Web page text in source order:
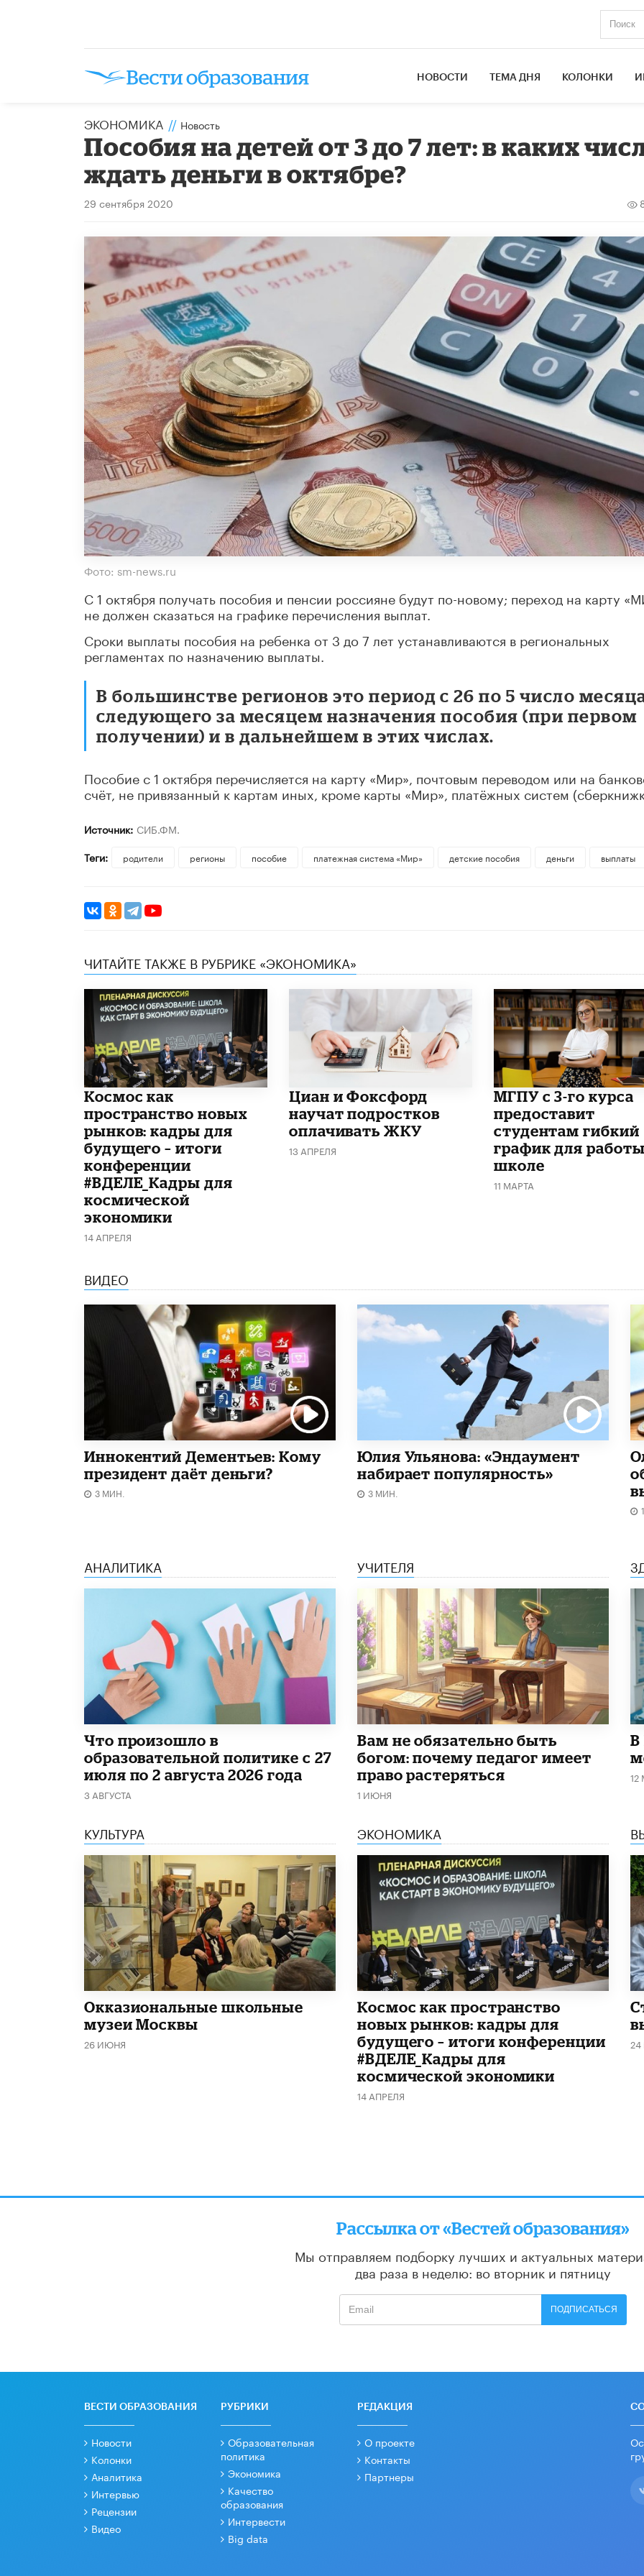
НОВОСТИ ТЕМА ДНЯ КОЛОНКИ
ЭКОНОМИКА // Новость
Пособия на детей от 3 до 7 лет: в каких
ждать деньги в октябре?
29 сентября 2020
Фото: sm-news.ru
С 1 октября получать пособия и пенсии россияне будут по-новому; переход на карту
не должен сказаться на графике перечисления выплат.
Сроки выплаты пособия на ребенка от 3 до 7 лет устанавливаются в региональных
регламентах по назначению выплаты.
В большинстве регионов это период с 26 по 5 число
следующего за месяцем назначения пособия (при первом
получении) и в дальнейшем в этих числах.
Пособие с 1 октября перечисляется на карту «Мир», почтовым переводом или на
счёт, не привязанный к картам иных, кроме карты «Мир», платёжных систем
Источник: СИБ.ФМ.
Теги:
родители регионы пособие платежная система «Мир» детские пособия деньги выплаты
ЧИТАЙТЕ ТАКЖЕ В РУБРИКЕ «ЭКОНОМИКА»
Космос как
пространство новых
рынков: кадры для
будущего – итоги
конференции
#ВДЕЛЕ_Кадры для
космической
экономики
14 АПРЕЛЯ
Циан и Фоксфорд
научат подростков
оплачивать ЖКУ
13 АПРЕЛЯ
МГПУ с 3-го курса
предоставит
студентам гибкий
график для
школе
11 МАРТА
ВИДЕО
Иннокентий Дементьев: Кому
президент даёт деньги?
3 МИН.
Юлия Ульянова: «Эндаумент
набирает популярность»
3 МИН.
АНАЛИТИКА
​Что произошло в
образовательной политике с 27
июля по 2 августа 2026 года
3 АВГУСТА
УЧИТЕЛЯ
​Вам не обязательно быть
богом: почему педагог имеет
право растеряться
1 ИЮНЯ
В
12
КУЛЬТУРА
​Окказиональные школьные
музеи Москвы
26 ИЮНЯ
ЭКОНОМИКА
Космос как пространство
новых рынков: кадры для
будущего – итоги конференции
#ВДЕЛЕ_Кадры для
космической экономики
14 АПРЕЛЯ
Рассылка от «Вестей образования»
Мы отправляем подборку лучших и актуальных
два раза в неделю: во вторник и пятницу
ПОДПИСАТЬСЯ
ВЕСТИ ОБРАЗОВАНИЯ
Новости
Колонки
Аналитика
Интервью
Рецензии
Видео
РУБРИКИ
Образовательная
политика
Экономика
Качество
образования
Интервести
Big data
РЕДАКЦИЯ
О проекте
Контакты
Партнеры